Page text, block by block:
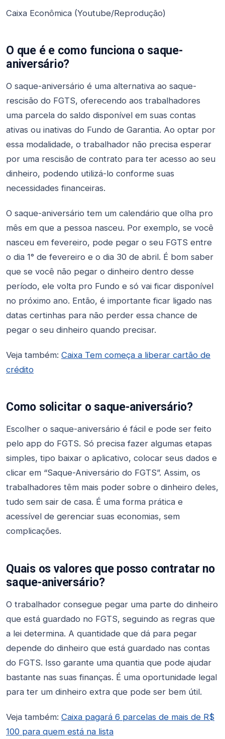
Caixa Econômica (Youtube/Reprodução)
O que é e como funciona o saque-
aniversário?
O saque-aniversário é uma alternativa ao saque-
rescisão do FGTS, oferecendo aos trabalhadores
uma parcela do saldo disponível em suas contas
ativas ou inativas do Fundo de Garantia. Ao optar por
essa modalidade, o trabalhador não precisa esperar
por uma rescisão de contrato para ter acesso ao seu
dinheiro, podendo utilizá-lo conforme suas
necessidades financeiras.
O saque-aniversário tem um calendário que olha pro
mês em que a pessoa nasceu. Por exemplo, se você
nasceu em fevereiro, pode pegar o seu FGTS entre
o dia 1° de fevereiro e o dia 30 de abril. É bom saber
que se você não pegar o dinheiro dentro desse
período, ele volta pro Fundo e só vai ficar disponível
no próximo ano. Então, é importante ficar ligado nas
datas certinhas para não perder essa chance de
pegar o seu dinheiro quando precisar.
Veja também: Caixa Tem começa a liberar cartão de
crédito
Como solicitar o saque-aniversário?
Escolher o saque-aniversário é fácil e pode ser feito
pelo app do FGTS. Só precisa fazer algumas etapas
simples, tipo baixar o aplicativo, colocar seus dados e
clicar em “Saque-Aniversário do FGTS”. Assim, os
trabalhadores têm mais poder sobre o dinheiro deles,
tudo sem sair de casa. É uma forma prática e
acessível de gerenciar suas economias, sem
complicações.
Quais os valores que posso contratar no
saque-aniversário?
O trabalhador consegue pegar uma parte do dinheiro
que está guardado no FGTS, seguindo as regras que
a lei determina. A quantidade que dá para pegar
depende do dinheiro que está guardado nas contas
do FGTS. Isso garante uma quantia que pode ajudar
bastante nas suas finanças. É uma oportunidade legal
para ter um dinheiro extra que pode ser bem útil.
Veja também: Caixa pagará 6 parcelas de mais de R$
100 para quem está na lista